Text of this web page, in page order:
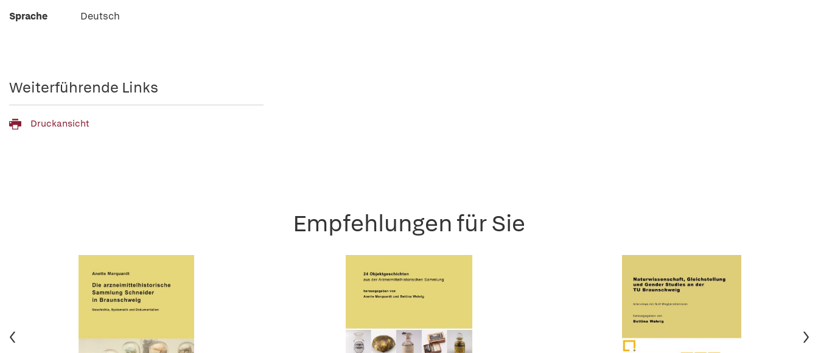
Sprache
Deutsch
Weiterführende Links
Druckansicht
Empfehlungen für Sie